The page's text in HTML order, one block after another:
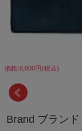
価格:8,800円(税込)
Brand ブランド